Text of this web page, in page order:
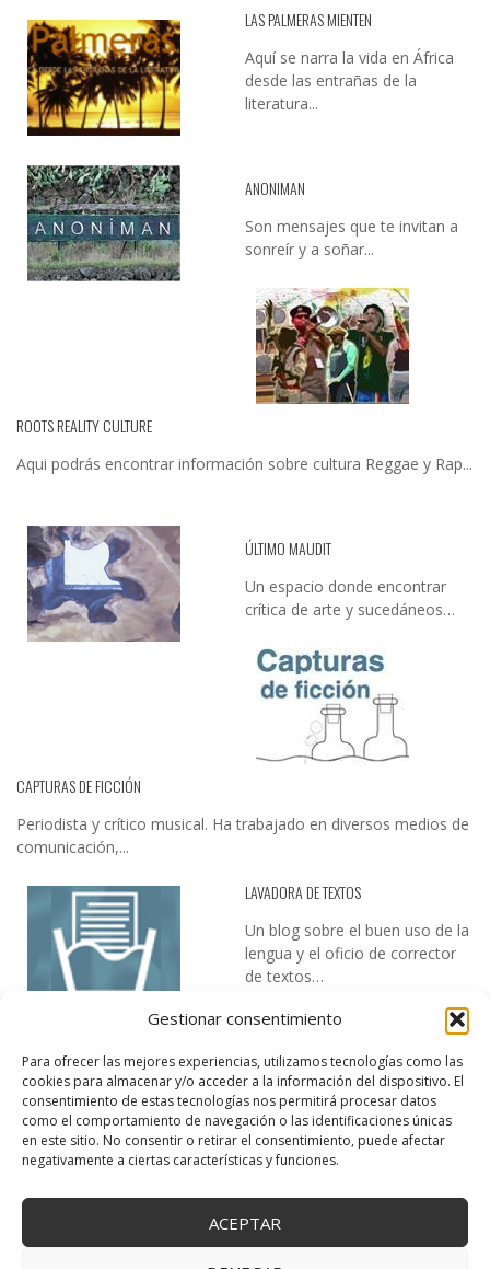
Gestionar consentimiento
Para ofrecer las mejores experiencias, utilizamos tecnologías como las
cookies para almacenar y/o acceder a la información del dispositivo. El
consentimiento de estas tecnologías nos permitirá procesar datos
como el comportamiento de navegación o las identificaciones únicas
en este sitio. No consentir o retirar el consentimiento, puede afectar
negativamente a ciertas características y funciones.
ACEPTAR
LAS PALMERAS MIENTEN
Aquí se narra la vida en África
desde las entrañas de la
literatura...
ANONIMAN
Son mensajes que te invitan a
sonreír y a soñar...
ROOTS REALITY CULTURE
Aqui podrás encontrar información sobre cultura Reggae y Rap...
ÚLTIMO MAUDIT
Un espacio donde encontrar
crítica de arte y sucedáneos…
CAPTURAS DE FICCIÓN
Periodista y crítico musical. Ha trabajado en diversos medios de
comunicación,...
LAVADORA DE TEXTOS
Un blog sobre el buen uso de la
lengua y el oficio de corrector
de textos…
DESIREE MARTÍN